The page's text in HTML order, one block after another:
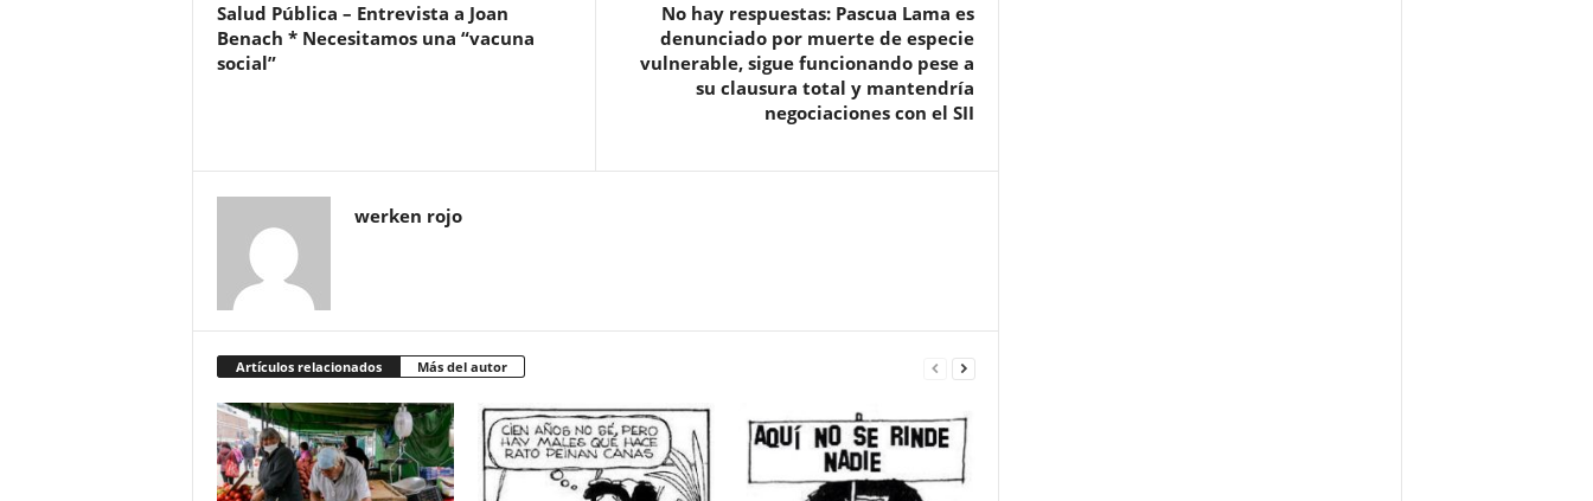
Salud Pública – Entrevista a Joan
Benach * Necesitamos una “vacuna
social”
No hay respuestas: Pascua Lama es
denunciado por muerte de especie
vulnerable, sigue funcionando pese a
su clausura total y mantendría
negociaciones con el SII
werken rojo
Artículos relacionados Más del autor